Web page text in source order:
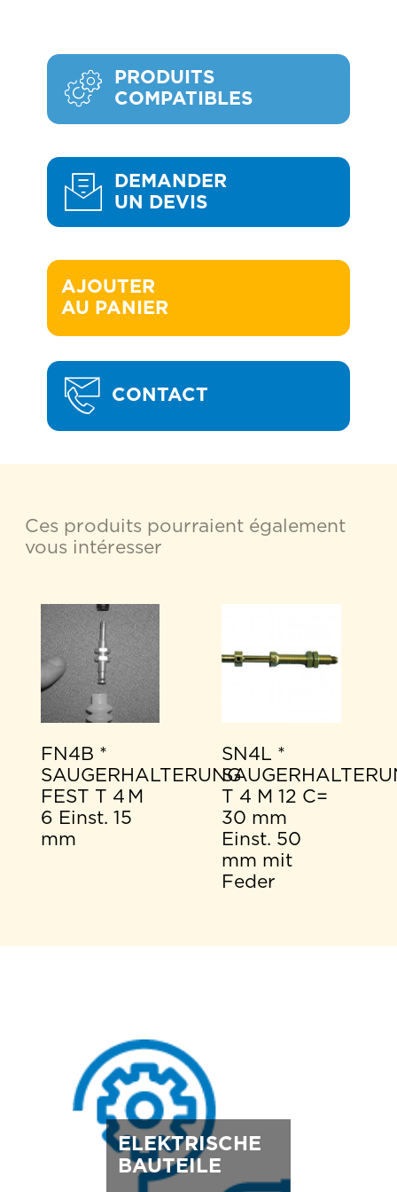
PRODUITS
COMPATIBLES
DEMANDER
UN DEVIS
AJOUTER
AU PANIER
CONTACT
Ces produits pourraient également
vous intéresser
FN4B *
SAUGERHALTERUNG
FEST T 4 M
6 Einst. 15
mm
SN4L *
T 4 M 12 C=
30 mm
Einst. 50
mm mit
Feder
ELEKTRISCHE
BAUTEILE